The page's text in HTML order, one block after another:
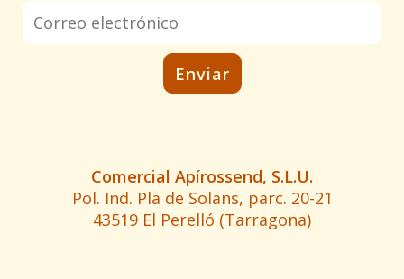
Comercial Apírossend, S.L.U.
Pol. Ind. Pla de Solans, parc. 20-21
43519 El Perelló (Tarragona)